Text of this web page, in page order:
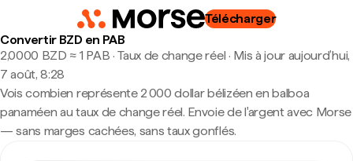
Télécharger
Convertir BZD en PAB
2,0000 BZD ≈ 1 PAB · Taux de change réel · Mis à jour aujourd’hui,
7 août, 8:28
Vois combien représente 2 000 dollar bélizéen en balboa
panaméen au taux de change réel. Envoie de l'argent avec Morse
— sans marges cachées, sans taux gonflés.